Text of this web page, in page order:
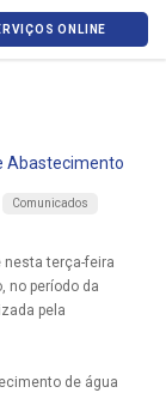
ONLINE
Abastecimento
Comunicados
nesta terça-feira
no período da
pela
de água